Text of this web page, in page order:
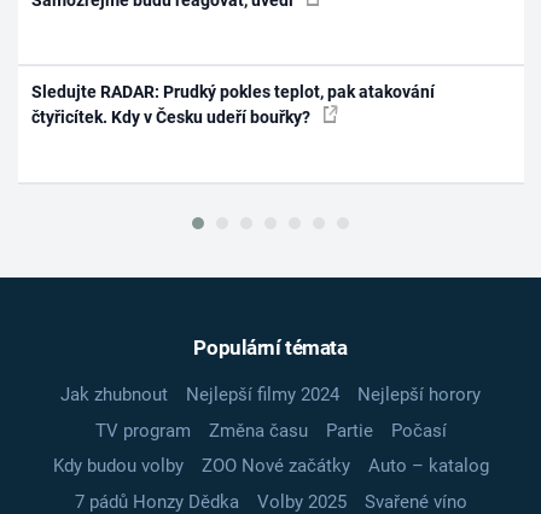
Sledujte RADAR: Prudký pokles teplot, pak atakování
čtyřicítek. Kdy v Česku udeří bouřky?
Populární témata
Jak zhubnout Nejlepší filmy 2024
Nejlepší horory
TV program
Změna času Partie
Počasí
Kdy budou volby
ZOO Nové začátky
Auto – katalog
7 pádů Honzy Dědka
Volby 2025
Svařené víno